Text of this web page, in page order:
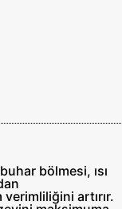
bölmesi, ısı
verimliliğini artırır.